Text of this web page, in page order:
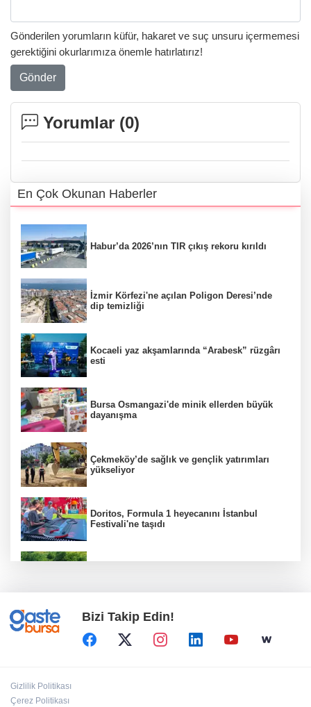
Gönderilen yorumların küfür, hakaret ve suç unsuru içermemesi
gerektiğini okurlarımıza önemle hatırlatırız!
Gönder
Yorumlar (0)
En Çok Okunan Haberler
Habur’da 2026’nın TIR çıkış rekoru kırıldı
İzmir Körfezi'ne açılan Poligon Deresi’nde
dip temizliği
Kocaeli yaz akşamlarında “Arabesk” rüzgârı
esti
Bursa Osmangazi'de minik ellerden büyük
dayanışma
Çekmeköy’de sağlık ve gençlik yatırımları
yükseliyor
Doritos, Formula 1 heyecanını İstanbul
Festivali'ne taşıdı
Çayırova'da yeni bilgi evi ve aile sağlığı
merkezinin betonarmesi tamam
Bizi Takip Edin!
Gizlilik Politikası
Çerez Politikası